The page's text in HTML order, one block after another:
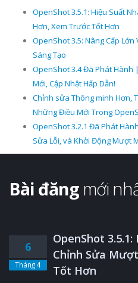
OpenShot 3.5.1: Hiệu Suất
Hơn, Xem Trước Tốt Hơn
OpenShot 3.5: Nâng Cấp
Sáng Tạo
OpenShot 3.4 Đã Phát Hành
Mới, Cập Nhật Hấp Dẫn!
Chỉnh sửa Thông minh Hơn,
Những Điều Mới Trong
OpenShot 3.2.1 Đã Phát
Sửa Lỗi, và Khởi Động Mượt
Bài đăng mới
6
Tháng 4
OpenShot
Chỉnh Sửa
Tốt Hơn